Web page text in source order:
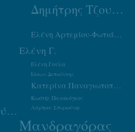
Δημήτρης Τζουμάκας
Ελένη Αρτεμίου-Φωτιάδου
Ελένη Γ.
Ελένη Γούλα
Ιάσων Δεπούντης
Κατερίνα Παναγιωτοπούλου
Κωστής Παπακόγκος
Κώστας Κρεμμύδας Λάμπρος Σπυριούνης
Μανδραγόρας